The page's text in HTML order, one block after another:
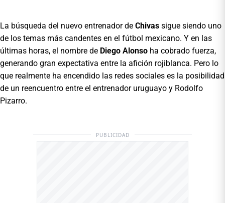
La búsqueda del nuevo entrenador de Chivas sigue siendo uno
de los temas más candentes en el fútbol mexicano. Y en las
últimas horas, el nombre de Diego Alonso ha cobrado fuerza,
generando gran expectativa entre la afición rojiblanca. Pero lo
que realmente ha encendido las redes sociales es la posibilidad
de un reencuentro entre el entrenador uruguayo y Rodolfo
Pizarro.
PUBLICIDAD